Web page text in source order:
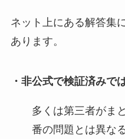
ネット上にある解答集
あります。
・非公式で検証済みで
多くは第三者がま
番の問題とは異な